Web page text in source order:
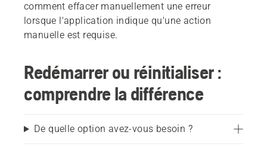
comment effacer manuellement une erreur
lorsque l'application indique qu'une action
manuelle est requise.
Redémarrer ou réinitialiser :
comprendre la différence
De quelle option avez-vous besoin ?